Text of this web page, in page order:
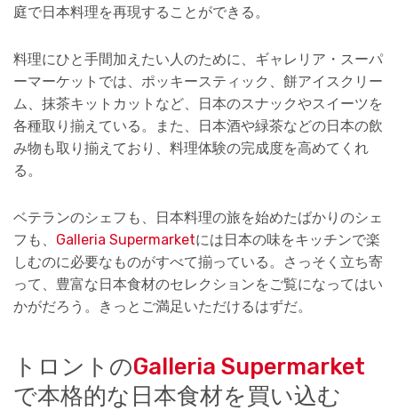
庭で日本料理を再現することができる。
料理にひと手間加えたい人のために、ギャレリア・スーパ
ーマーケットでは、ポッキースティック、餅アイスクリー
ム、抹茶キットカットなど、日本のスナックやスイーツを
各種取り揃えている。また、日本酒や緑茶などの日本の飲
み物も取り揃えており、料理体験の完成度を高めてくれ
る。
ベテランのシェフも、日本料理の旅を始めたばかりのシェ
フも、 Galleria Supermarketには日本の味をキッチンで楽
しむのに必要なものがすべて揃っている。さっそく立ち寄
って、豊富な日本食材のセレクションをご覧になってはい
かがだろう。きっとご満足いただけるはずだ。
トロントのGalleria Supermarket
で本格的な日本食材を買い込む